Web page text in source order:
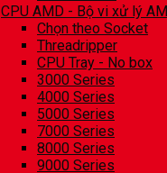
CPU AMD - Bộ vi xử lý
Chọn theo Socket
Threadripper
CPU Tray - No box
3000 Series
4000 Series
5000 Series
7000 Series
8000 Series
9000 Series